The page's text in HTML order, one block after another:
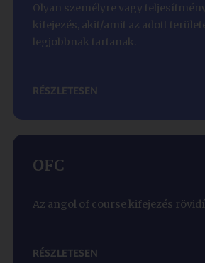
Olyan személyre vagy
kifejezés, akit/amit az adott
legjobbnak tartanak.
RÉSZLETESEN
OFC
Az angol of course kifejezés
RÉSZLETESEN